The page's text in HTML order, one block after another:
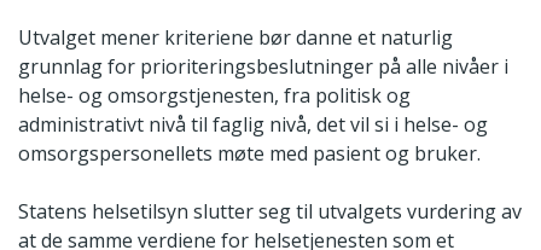
Utvalget mener kriteriene bør danne et naturlig
grunnlag for prioriteringsbeslutninger på alle nivåer i
helse- og omsorgstjenesten, fra politisk og
administrativt nivå til faglig nivå, det vil si i helse- og
omsorgspersonellets møte med pasient og bruker.
Statens helsetilsyn slutter seg til utvalgets vurdering av
at de samme verdiene for helsetjenesten som et